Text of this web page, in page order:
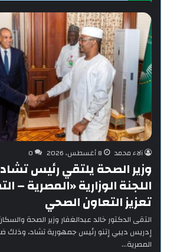
آلاء محمد
8 أغسطس، 2026 0
وزير الصحة يلتقي رئيس
اللجنة الوزارية «المصرية –
تعزيز التعاون الصحي
التقى الدكتور خالد عبدالغفار وزير الصحة
إدريس ديبي إتنو رئيس جمهورية تشاد، وذلك
المصرية…